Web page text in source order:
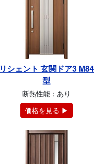
リシェント 玄関ドア3 M84
型
断熱性能：あり
価格を見る ▶